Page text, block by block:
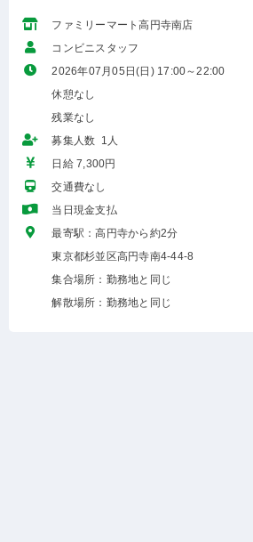
ファミリーマート高円寺南店
コンビニスタッフ
2026年07月05日(日) 17:00～22:00
休憩なし
残業なし
募集人数 1人
日給 7,300円
交通費なし
当日現金支払
最寄駅：高円寺から約2分
東京都杉並区高円寺南4-44-8
集合場所：勤務地と同じ
解散場所：勤務地と同じ